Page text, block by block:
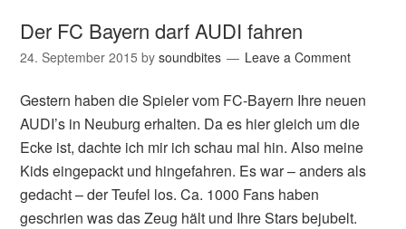
Der FC Bayern darf AUDI fahren
24. September 2015 bysoundbites Leave a Comment
Gestern haben die Spieler vom FC-Bayern Ihre neuen
AUDI’s in Neuburg erhalten. Da es hier gleich um die
Ecke ist, dachte ich mir ich schau mal hin. Also meine
Kids eingepackt und hingefahren. Es war – anders als
gedacht – der Teufel los. Ca. 1000 Fans haben
geschrien was das Zeug hält und Ihre Stars bejubelt.